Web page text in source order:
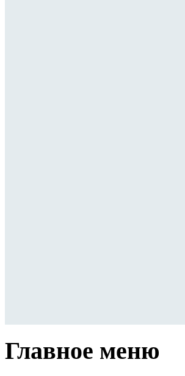
Главное меню